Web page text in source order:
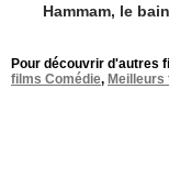
Hammam, le
Pour découvrir d'autres
films Comédie, Meilleurs